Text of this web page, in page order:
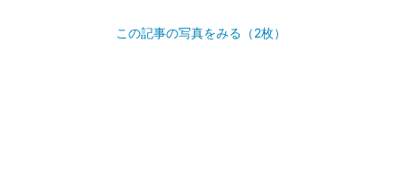
この記事の写真をみる（2枚）